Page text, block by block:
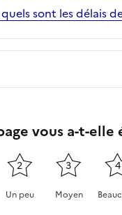
sont les délais
vous a-t-elle
2
Un peu
3
Moyen
4